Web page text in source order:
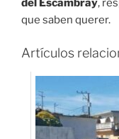
del Escambray,
que saben querer.
Artículos